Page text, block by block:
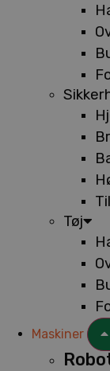
Tøj
Maskiner